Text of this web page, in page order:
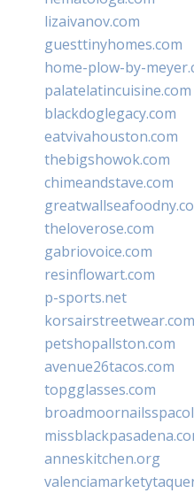
lizaivanov.com
guesttinyhomes.com
home-plow-by-
palatelatincuisine.com
blackdoglegacy.com
eatvivahouston.com
thebigshowok.com
chimeandstave.com
theloverose.com
gabriovoice.com
resinflowart.com
p-sports.net
korsairstreetwear.com
petshopallston.com
avenue26tacos.com
topgglasses.com
anneskitchen.org